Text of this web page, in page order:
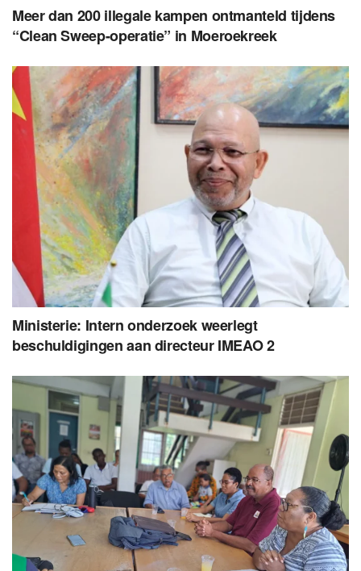
Meer dan 200 illegale kampen ontmanteld tijdens
“Clean Sweep-operatie” in Moeroekreek
Ministerie: Intern onderzoek weerlegt
beschuldigingen aan directeur IMEAO 2